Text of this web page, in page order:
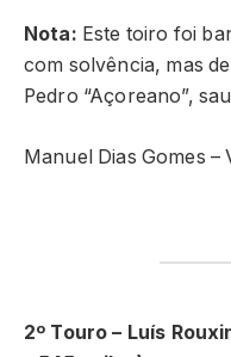
Nota: Este toiro foi
com solvência, mas
Pedro “Açoreano”,
Manuel Dias Gomes –
2º Touro – Luís